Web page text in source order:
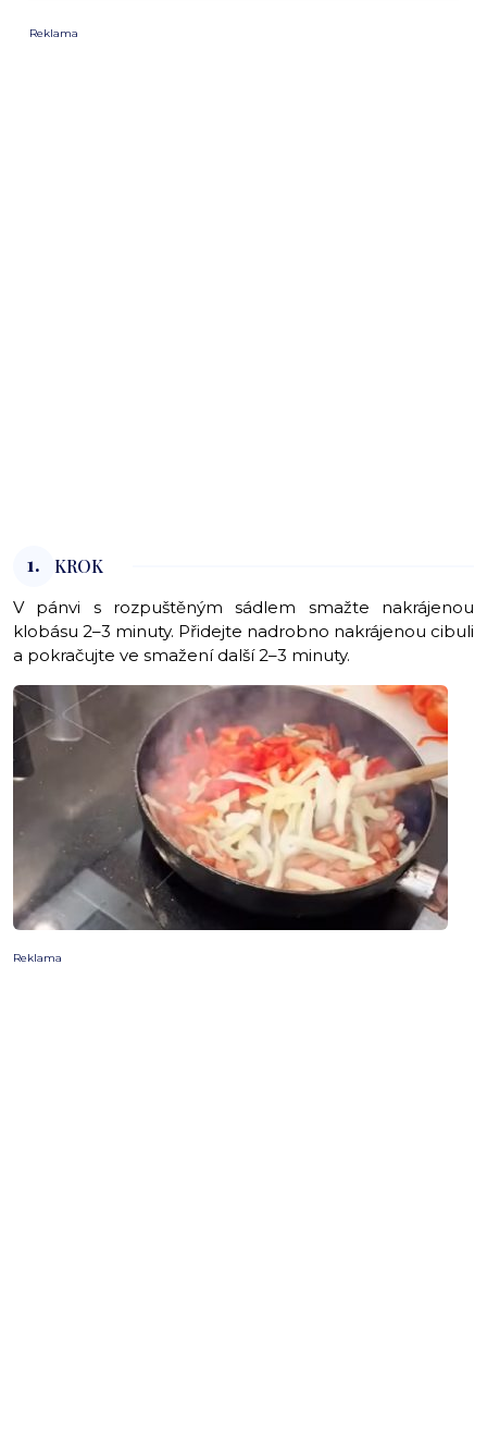
Reklama
1. KROK
V pánvi s rozpuštěným sádlem smažte nakrájenou
klobásu 2–3 minuty. Přidejte nadrobno nakrájenou cibuli
a pokračujte ve smažení další 2–3 minuty.
Reklama